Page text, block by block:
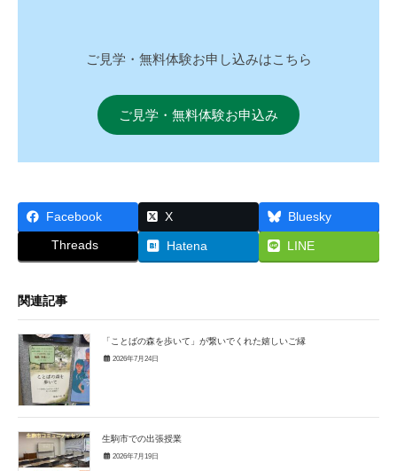
ご見学・無料体験お申し込みはこちら
ご見学・無料体験お申込み
Facebook X Bluesky
Threads Hatena LINE
関連記事
「ことばの森を歩いて」が繋いでくれた嬉しいご縁
2026年7月24日
生駒市での出張授業
2026年7月19日